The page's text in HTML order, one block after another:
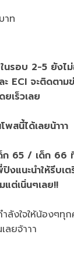
าท
นรอบ 2-5 ยังไ
ECI จะติดตาม
เร็วเลย
สนี้ได้เลยน้าาา
65 / เด็ก 66
งแนะนำให้รีบเ
ต่เนิ่นๆเลย!!
ลังใจให้น้องๆทุก
ยจ้าาา